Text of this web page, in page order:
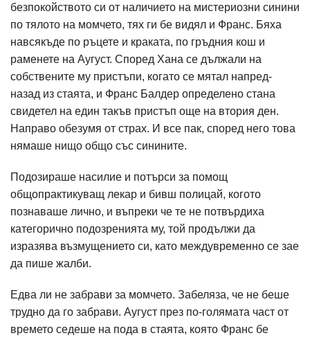
безпокойството си от наличието на мистериозни синини
по тялото на момчето, тях ги бе видял и Франс. Бяха
навсякъде по ръцете и краката, по гръдния кош и
раменете на Аугуст. Според Хана се дължали на
собствените му пристъпи, когато се мятал напред-
назад из стаята, и Франс Балдер определено стана
свидетел на един такъв пристъп още на втория ден.
Направо обезумя от страх. И все пак, според него това
нямаше нищо общо със синините.
Подозираше насилие и потърси за помощ
общопрактикуващ лекар и бивш полицай, когото
познаваше лично, и въпреки че те не потвърдиха
категорично подозренията му, той продължи да
изразява възмущението си, като междувременно се зае
да пише жалби.
Едва ли не забрави за момчето. Забеляза, че не беше
трудно да го забрави. Аугуст през по-голямата част от
времето седеше на пода в стаята, която Франс бе